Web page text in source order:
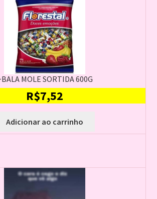
MOLE SORTIDA 600G
R$7,52
Adicionar ao carrinho